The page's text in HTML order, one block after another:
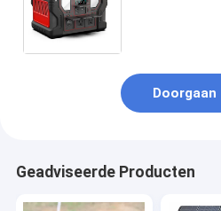
Doorgaan
Geadviseerde Producten